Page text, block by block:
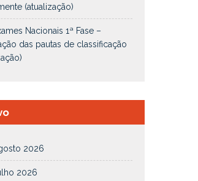
(atualização)
Nacionais 1ª Fase –
das pautas de classificação
2026
2026